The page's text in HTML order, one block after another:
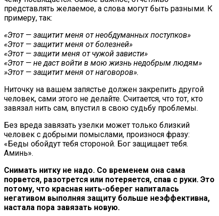
представлять желаемое, а слова могут быть разными. К
примеру, так:
«Этот — защитит меня от необдуманных поступков»
«Этот — защитит меня от болезней»
«Этот — защити меня от чужой зависти»
«Этот — не даст войти в мою жизнь недобрым людям»
»Этот — защитит меня от наговоров».
Ниточку на вашем запястье должен закрепить другой
человек, сами этого не делайте. Считается, что тот, кто
завязал нить сам, впустил в свою судьбу проблемы.
Без вреда завязать узелки может только близкий
человек с добрыми помыслами, произнося фразу:
«Беды обойдут тебя стороной. Бог защищает тебя.
Аминь».
Снимать нитку не надо. Со временем она сама
порвется, разотрется или потеряется, спав с руки. Это
потому, что красная нить-оберег напиталась
негативом выполняя защиту больше неэффективна,
настала пора завязать новую.